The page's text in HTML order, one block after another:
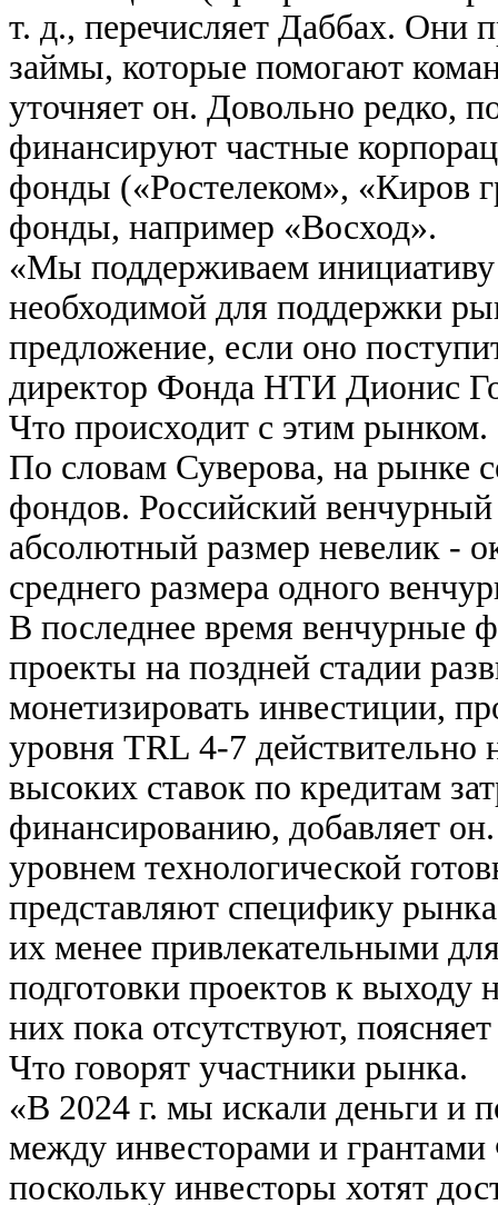
т. д., перечисляет Даббах. Они
займы, которые помогают
уточняет он. Довольно редко,
финансируют частные
фонды («Ростелеком», «Киров
фонды, например «Восход».
«Мы поддерживаем инициативу
необходимой для поддержки
предложение, если оно
директор Фонда НТИ Дионис
Что происходит с этим рынком.
По словам Суверова, на рынке
фондов. Российский
абсолютный размер невелик -
среднего размера одного
В последнее время венчурные
проекты на поздней стадии
монетизировать инвестиции,
уровня TRL 4-7 действительно
высоких ставок по кредитам
финансированию, добавляет
уровнем технологической
представляют специфику
их менее привлекательными
подготовки проектов к выходу
них пока отсутствуют,
Что говорят участники рынка.
«В 2024 г. мы искали деньги и
между инвесторами и
поскольку инвесторы хотят